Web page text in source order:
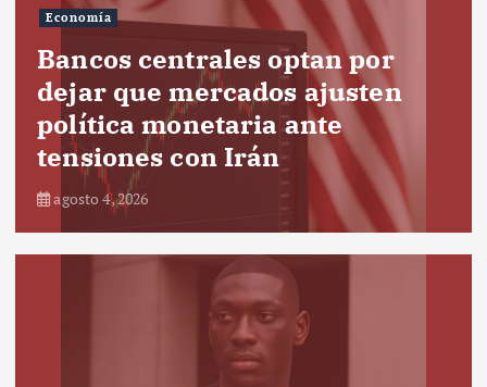
Economía
Bancos centrales optan por
dejar que mercados ajusten
política monetaria ante
tensiones con Irán
agosto 4, 2026